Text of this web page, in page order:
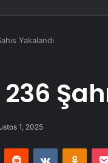
Yakalandı
1, 2025
Reddit VKontakte